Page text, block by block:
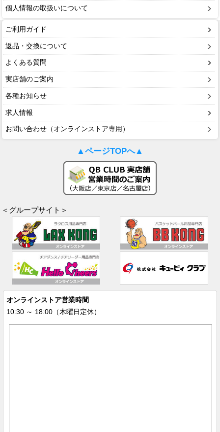
個人情報の取扱いについて
ご利用ガイド
返品・交換について
よくある質問
実店舗のご案内
各種お知らせ
求人情報
お問い合わせ（オンラインストア専用）
▲ページTOPへ▲
＜グループサイト＞
オンラインストア営業時間
10:30 ～ 18:00（木曜日定休）